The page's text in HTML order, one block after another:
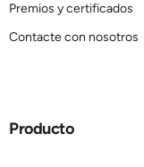
Premios y certificados
Contacte con nosotros
Producto